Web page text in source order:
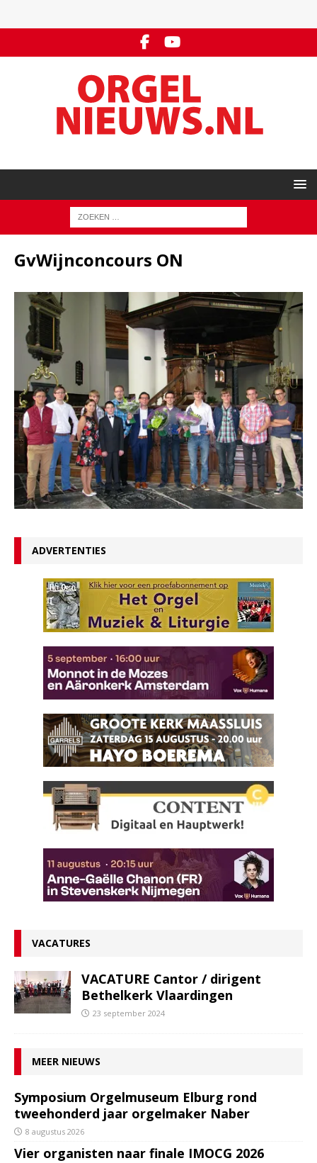
GvWijnconcours ON
ADVERTENTIES
VACATURES
VACATURE Cantor / dirigent
Bethelkerk Vlaardingen
23 september 2024
MEER NIEUWS
Symposium Orgelmuseum Elburg rond
tweehonderd jaar orgelmaker Naber
8 augustus 2026
Vier organisten naar finale IMOCG 2026